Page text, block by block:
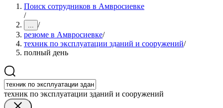
Поиск сотрудников в Амвросиевке
/
... /
резюме в Амвросиевке/
техник по эксплуатации зданий и сооружений/
полный день
техник по эксплуатации зданий и сооружений